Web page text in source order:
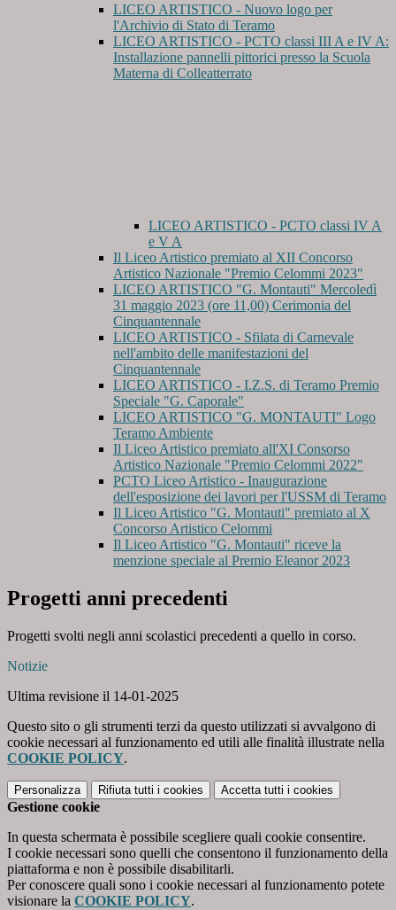
LICEO ARTISTICO - Nuovo logo per
l'Archivio di Stato di Teramo
LICEO ARTISTICO - PCTO classi III A e IV A:
Installazione pannelli pittorici presso la Scuola
Materna di Colleatterrato
LICEO ARTISTICO - PCTO classi IV A
e V A
Il Liceo Artistico premiato al XII Concorso
Artistico Nazionale "Premio Celommi 2023"
LICEO ARTISTICO "G. Montauti" Mercoledì
31 maggio 2023 (ore 11,00) Cerimonia del
Cinquantennale
LICEO ARTISTICO - Sfilata di Carnevale
nell'ambito delle manifestazioni del
Cinquantennale
LICEO ARTISTICO - I.Z.S. di Teramo Premio
Speciale "G. Caporale"
LICEO ARTISTICO "G. MONTAUTI" Logo
Teramo Ambiente
Il Liceo Artistico premiato all'XI Consorso
Artistico Nazionale "Premio Celommi 2022"
PCTO Liceo Artistico - Inaugurazione
dell'esposizione dei lavori per l'USSM di Teramo
Il Liceo Artistico "G. Montauti" premiato al X
Concorso Artistico Celommi
Il Liceo Artistico "G. Montauti" riceve la
menzione speciale al Premio Eleanor 2023
Progetti anni precedenti
Progetti svolti negli anni scolastici precedenti a quello in corso.
Notizie
Ultima revisione il 14-01-2025
Questo sito o gli strumenti terzi da questo utilizzati si avvalgono di
cookie necessari al funzionamento ed utili alle finalità illustrate nella
COOKIE POLICY.
Personalizza Rifiuta tutti i cookies Accetta tutti i cookies
Gestione cookie
In questa schermata è possibile scegliere quali cookie consentire.
I cookie necessari sono quelli che consentono il funzionamento della
piattaforma e non è possibile disabilitarli.
Per conoscere quali sono i cookie necessari al funzionamento potete
visionare la COOKIE POLICY.